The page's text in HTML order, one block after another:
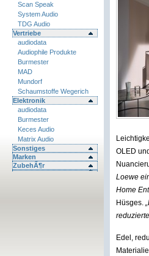
Scan Speak
System Audio
TDG Audio
Vertriebe
audiodata
Audiophile Produkte
Burmester
MAD
Mundorf
Schaumstoffe Wegerich
Elektronik
audiodata
Burmester
Keces Audio
Matrix Audio
Sonstiges
Marken
ZubehÃ¶r
OLED
Loewe
Home
Hüsges.
Edel,